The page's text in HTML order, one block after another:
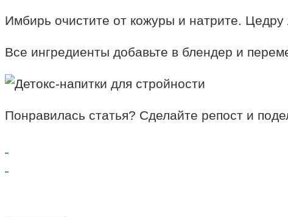
Имбирь очистите от кожуры и натрите.
Все ингредиенты добавьте в блендер и
Понравилась статья? Сделайте репост и